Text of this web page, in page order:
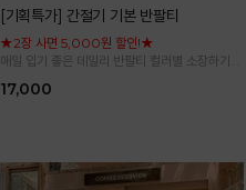
[기획특가] 간절기 기본 반팔티
★2장 사면 5,000원 할인!★
매일 입기 좋은 데일리 반팔티 컬러별 소장하기
17,000